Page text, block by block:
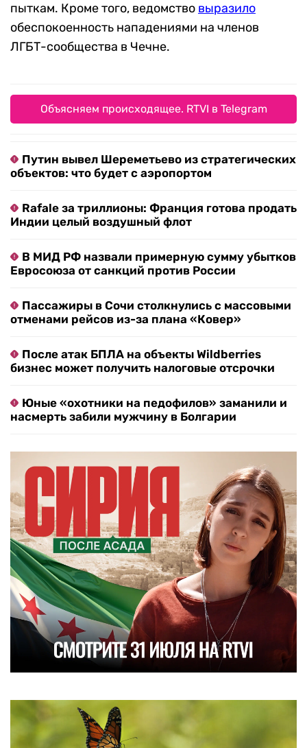
пыткам. Кроме того, ведомство выразило
обеспокоенность нападениями на членов
ЛГБТ-сообщества в Чечне.
Объясняем происходящее. RTVI в Telegram
Путин вывел Шереметьево из стратегических
объектов: что будет с аэропортом
Rafale за триллионы: Франция готова продать
Индии целый воздушный флот
В МИД РФ назвали примерную сумму убытков
Евросоюза от санкций против России
Пассажиры в Сочи столкнулись с массовыми
отменами рейсов из-за плана «Ковер»
После атак БПЛА на объекты Wildberries
бизнес может получить налоговые отсрочки
Юные «охотники на педофилов» заманили и
насмерть забили мужчину в Болгарии